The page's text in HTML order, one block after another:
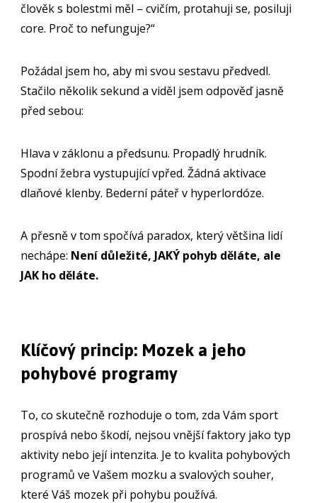
člověk s bolestmi měl – cvičím, protahuji se, posiluji
core. Proč to nefunguje?“
Požádal jsem ho, aby mi svou sestavu předvedl.
Stačilo několik sekund a viděl jsem odpověď jasně
před sebou:
Hlava v záklonu a předsunu. Propadlý hrudník.
Spodní žebra vystupující vpřed. Žádná aktivace
dlaňové klenby. Bederní páteř v hyperlordóze.
A přesně v tom spočívá paradox, který většina lidí
nechápe: Není důležité, JAKÝ pohyb děláte, ale
JAK ho děláte.
Klíčový princip: Mozek a jeho
pohybové programy
To, co skutečně rozhoduje o tom, zda Vám sport
prospívá nebo škodí, nejsou vnější faktory jako typ
aktivity nebo její intenzita. Je to kvalita pohybových
programů ve Vašem mozku a svalových souher,
které Váš mozek při pohybu používá.